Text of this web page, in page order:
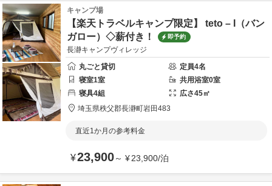
キャンプ場
【楽天トラベルキャンプ限定】 teto – I（バン
ガロー）◇薪付き！
即予約
長瀞キャンプヴィレッジ
丸ごと貸切
定員4名
寝室1室 共用浴室0室
寝具4組 広さ45㎡
埼玉県秩父郡長瀞町岩田483
直近1か月の参考料金
¥23,900～ ¥23,900/泊